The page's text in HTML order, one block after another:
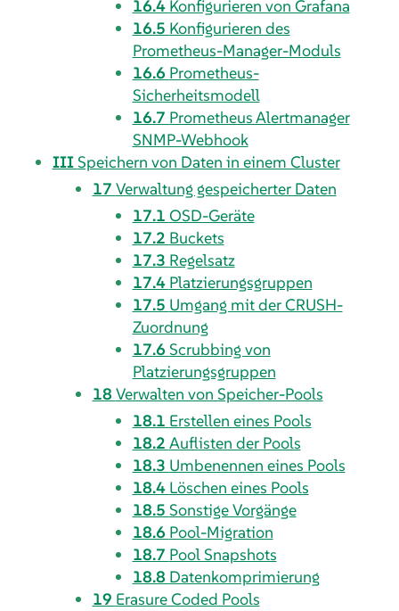
16.4 Konfigurieren von Grafana
16.5 Konfigurieren des
Prometheus-Manager-Moduls
16.6 Prometheus-
Sicherheitsmodell
16.7 Prometheus Alertmanager
SNMP-Webhook
IIISpeichern von Daten in einem Cluster
17 Verwaltung gespeicherter Daten
17.1 OSD-Geräte
17.2 Buckets
17.3 Regelsatz
17.4 Platzierungsgruppen
17.5 Umgang mit der CRUSH-
Zuordnung
17.6 Scrubbing von
Platzierungsgruppen
18 Verwalten von Speicher-Pools
18.1 Erstellen eines Pools
18.2 Auflisten der Pools
18.3 Umbenennen eines Pools
18.4 Löschen eines Pools
18.5 Sonstige Vorgänge
18.6 Pool-Migration
18.7 Pool Snapshots
18.8 Datenkomprimierung
19 Erasure Coded Pools